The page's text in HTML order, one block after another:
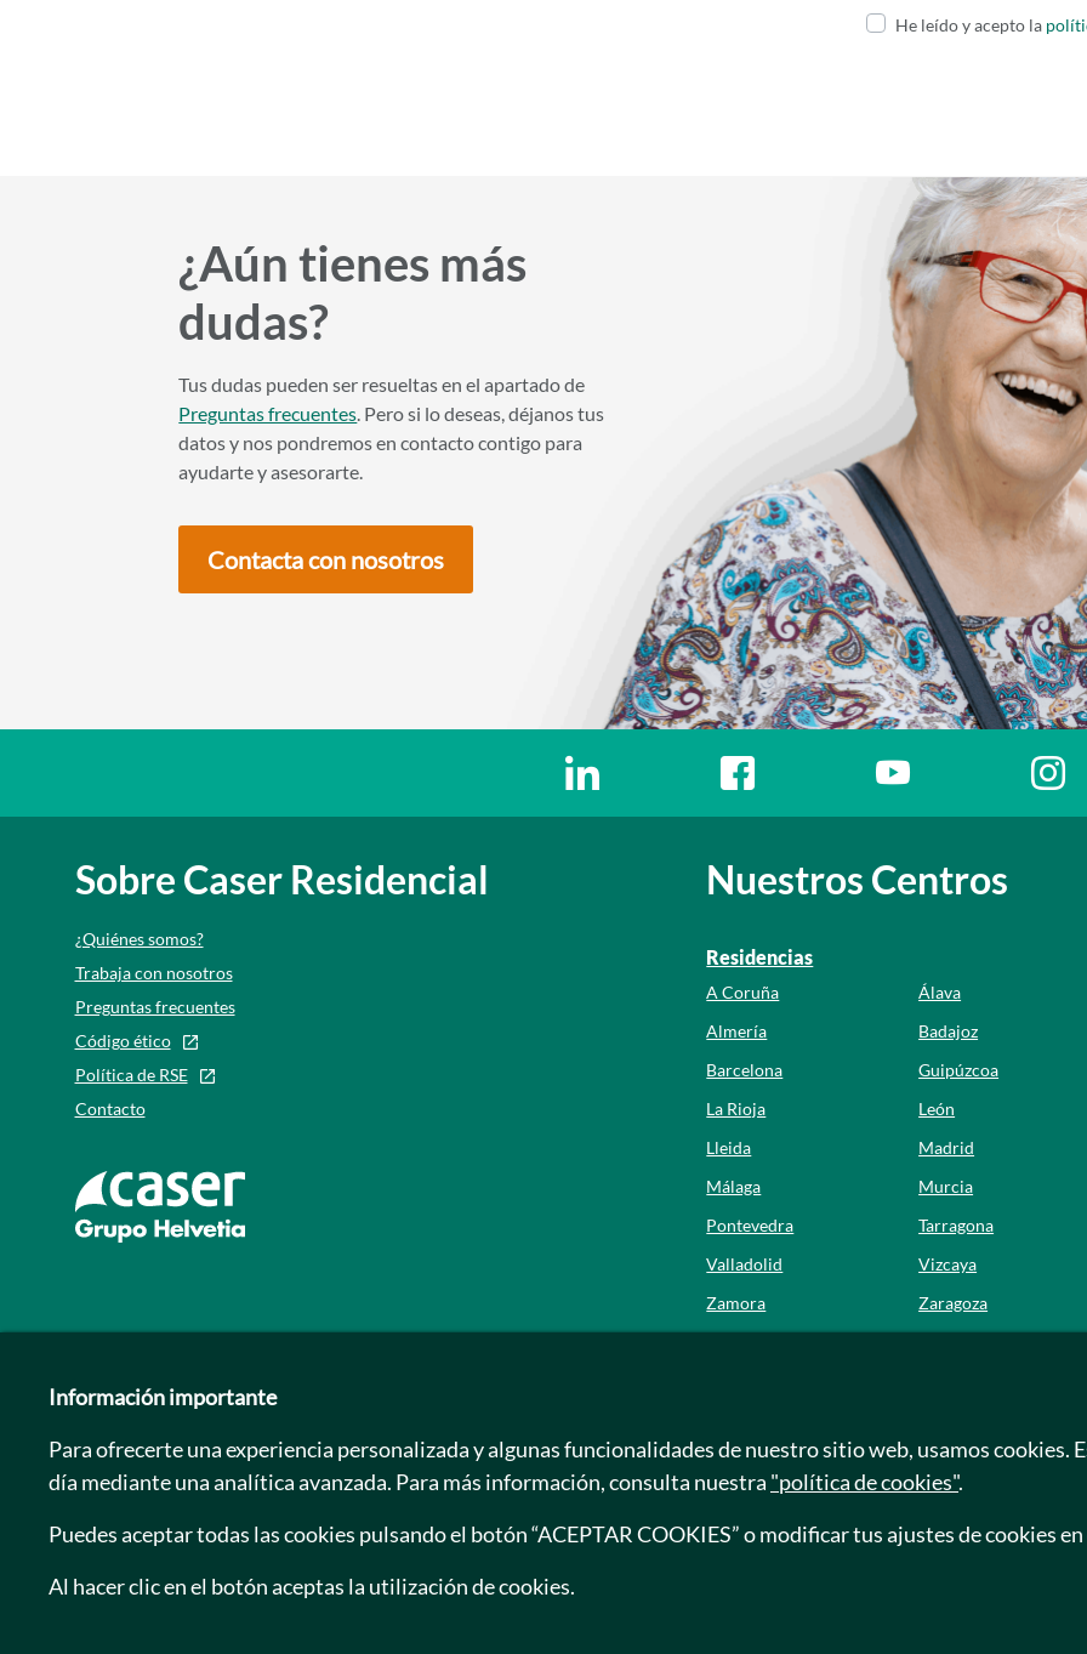
He leído y acepto la
¿Aún tienes más
dudas?
Tus dudas pueden ser resueltas en el apartado de
Preguntas frecuentes. Pero si lo deseas, déjanos tus
datos y nos pondremos en contacto contigo para
ayudarte y asesorarte.
Contacta con nosotros
Ir a a la red social. Abre ventana nueva
Ir a a la red social. Abre ventana nueva
Ir a a la red social. Ir
Sobre Caser Residencial
¿Quiénes somos?
Trabaja con nosotros
Preguntas frecuentes
Código ético
Política de RSE
Contacto
Ir a la web de caser
Nuestros Centros
Residencias
A Coruña
Álava
Almería
Badajoz
Barcelona
Guipúzcoa
La Rioja
León
Lleida
Madrid
Málaga
Murcia
Pontevedra
Tarragona
Valladolid
Vizcaya
Zamora
Zaragoza
La Moraleja
Majadahonda
Santa Hortensia
Información importante
Para ofrecerte una experiencia personalizada y algunas funcionalidades de nuestro sitio web, usamos cookies.
día mediante una analítica avanzada. Para más información, consulta nuestra "política de cookies".
Puedes aceptar todas las cookies pulsando el botón “ACEPTAR COOKIES” o modificar tus ajustes de cookies
Al hacer clic en el botón aceptas la utilización de cookies.